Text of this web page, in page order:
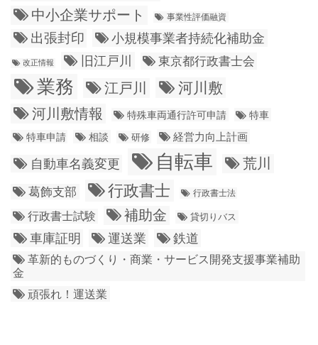
中小企業サポート 事業性評価融資
出張封印 小規模事業者持続化補助金
改正情報 旧江戸川 東京都行政書士会
業務 江戸川
河川敷
河川敷情報
特殊車両通行許可申請
特車
特車申請
相談 研修 経営力向上計画
自動車名義変更 自転車 荒川
葛飾支部 行政書士 行政書士法
行政書士試験 補助金 貸切りバス
車庫証明 運送業 鉄道
革新的ものづくり・商業・サービス開発支援事業補助
金
頑張れ！運送業